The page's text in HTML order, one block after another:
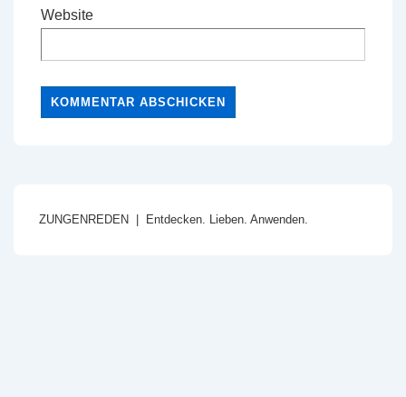
Website
ZUNGENREDEN | Entdecken. Lieben. Anwenden.